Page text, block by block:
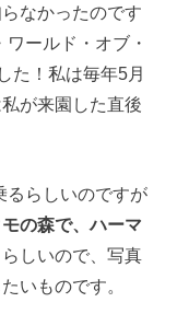
なかったのです
ールド・オブ・
た！私は毎年5月
が来園した直後
るらしいのですが
の森で、ハーマ
らしいので、写真
いものです。